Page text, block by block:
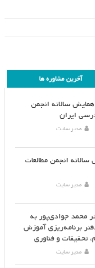
آخرین مشاوره ها
سالانه انجمن
ایران
مدیر سایت
انجمن مطالعات
مدیر سایت
محمد جوادی‌پور به
برنامه‌ریزی آموزش
تحقیقات و فناوری
مدیر سایت